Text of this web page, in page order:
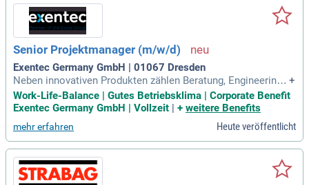
Senior Projektmanager (m/w/d)
Exentec Germany GmbH | 01067 Dresden
Neben innovativen Produkten zählen Beratung, Engineering,
Fertigung, Inbetriebnahme und umfassende Kundenbetreuun
g zu unseren Stärken. Das alles gelingt nur mit einem erfahr
enen und engagierten Team. Bei uns steht das WIR im Mittel
punkt.
+
Work-Life-Balance | Gutes Betriebsklima | Corporate Benefit
Exentec Germany GmbH | Vollzeit | + weitere Benefits
mehr erfahren Heute veröffentlicht